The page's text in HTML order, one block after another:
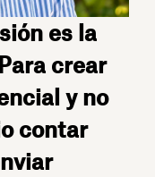
es la
crear
y no
contar